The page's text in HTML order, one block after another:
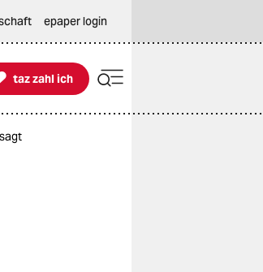
epaper login
zahl ich
taz zahl ich